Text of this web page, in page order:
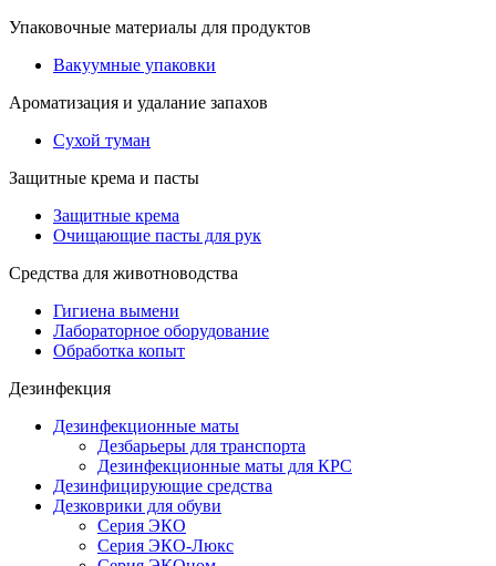
Упаковочные материалы для продуктов
Вакуумные упаковки
Ароматизация и удалание запахов
Сухой туман
Защитные крема и пасты
Защитные крема
Очищающие пасты для рук
Средства для животноводства
Гигиена вымени
Лабораторное оборудование
Обработка копыт
Дезинфекция
Дезинфекционные маты
Дезбарьеры для транспорта
Дезинфекционные маты для КРС
Дезинфицирующие средства
Дезковрики для обуви
Серия ЭКО
Серия ЭКО-Люкс